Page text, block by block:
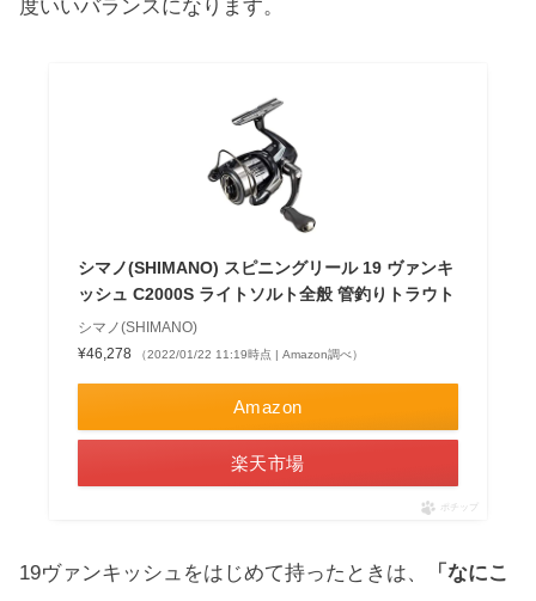
度いいバランスになります。
シマノ(SHIMANO) スピニングリール 19 ヴァンキ
ッシュ C2000S ライトソルト全般 管釣りトラウト
シマノ(SHIMANO)
¥46,278
（2022/01/22 11:19時点 | Amazon調べ）
Amazon
楽天市場
ポチップ
19ヴァンキッシュをはじめて持ったときは、
「なにこ